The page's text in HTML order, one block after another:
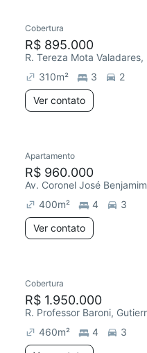
Cobertura
R$ 895.000
R. Tereza Mota Valadares,
310m² 3
2
Ver contato
Apartamento
R$ 960.000
Av. Coronel José
400m² 4
3
Ver contato
Cobertura
R$ 1.950.000
R. Professor Baroni,
460m² 4
3